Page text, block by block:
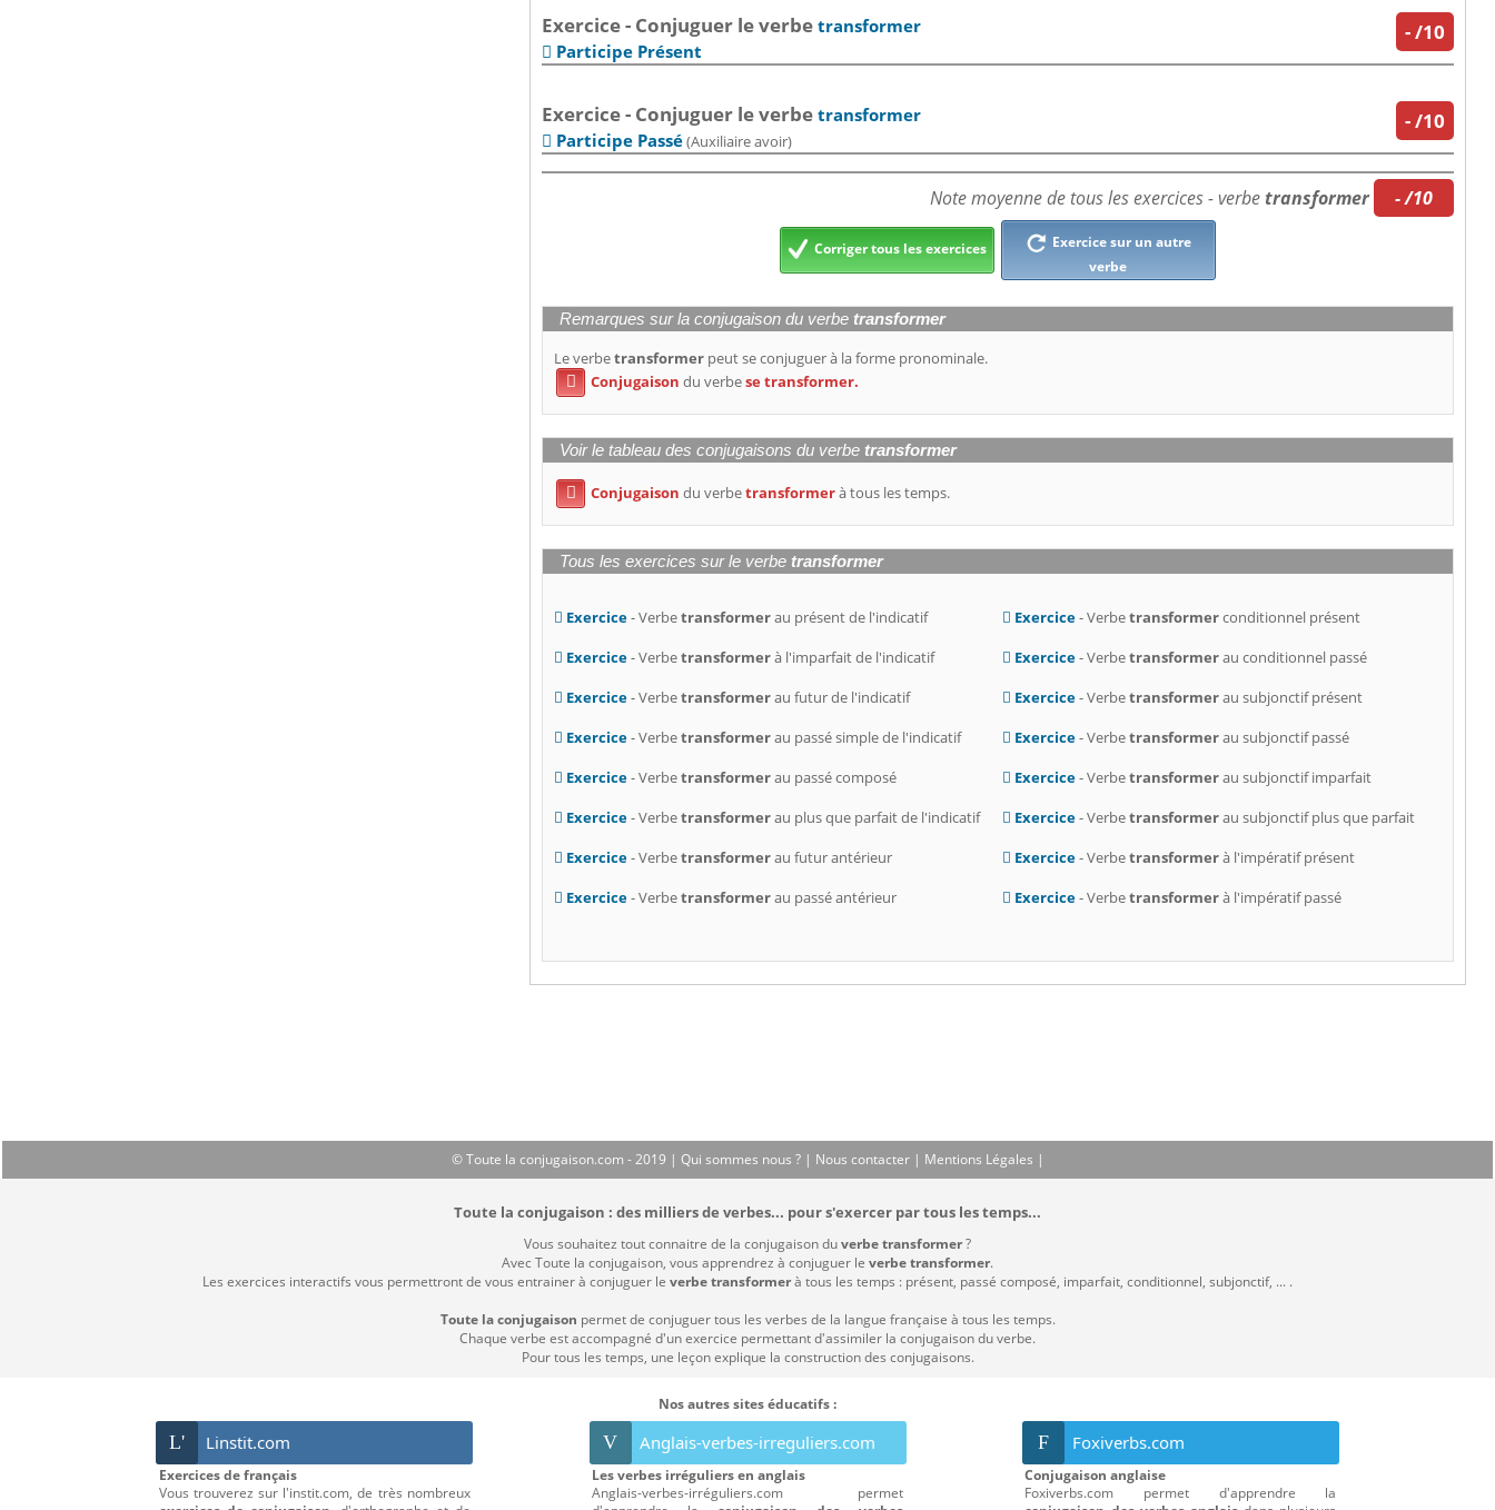
-/10
Exercice - Conjuguer le verbetransformer
 Participe Présent
-/10
Exercice - Conjuguer le verbetransformer
 Participe Passé(Auxiliaire avoir)
Note moyenne de tous les exercices - verbe transformer - /10
Corriger tous les exercices
Exercice sur un autre
verbe
Remarques sur la conjugaison du verbe transformer
Le verbetransformer peut se conjuguer à la forme pronominale.
 Conjugaison du verbese transformer.
Voir le tableau des conjugaisons du verbe transformer
 Conjugaison du verbetransformerà tous les temps.
Tous les exercices sur le verbe transformer
Exercice- Verbetransformerau présent de l'indicatif
Exercice- Verbetransformerà l'imparfait de l'indicatif
Exercice- Verbetransformerau futur de l'indicatif
Exercice- Verbetransformerau passé simple de l'indicatif
Exercice- Verbetransformerau passé composé
Exercice- Verbetransformerau plus que parfait de l'indicatif
Exercice- Verbetransformerau futur antérieur
Exercice- Verbetransformerau passé antérieur
Exercice- Verbetransformerconditionnel présent
Exercice- Verbetransformerau conditionnel passé
Exercice- Verbetransformerau subjonctif présent
Exercice- Verbetransformerau subjonctif passé
Exercice- Verbetransformerau subjonctif imparfait
Exercice- Verbetransformerau subjonctif plus que parfait
Exercice- Verbetransformerà l'impératif présent
Exercice- Verbetransformerà l'impératif passé
© Toute la conjugaison.com - 2019 | Qui sommes nous ? | Nous contacter | Mentions Légales |
Toute la conjugaison : des milliers de verbes... pour s'exercer par tous les temps...
Vous souhaitez tout connaitre de la conjugaison duverbe transformer?
Avec Toute la conjugaison, vous apprendrez à conjuguer le verbe transformer.
Les exercices interactifs vous permettront de vous entrainer à conjuguer le verbe transformerà tous les temps : présent, passé composé, imparfait, conditionnel, subjonctif, ... .
Toute la conjugaison permet de conjuguer tous les verbes de la langue française à tous les temps.
Chaque verbe est accompagné d'un exercice permettant d'assimiler la conjugaison du verbe.
Pour tous les temps, une leçon explique la construction des conjugaisons.
Nos autres sites éducatifs :
L' Linstit.com
Exercices de français
Vous trouverez sur l'instit.com, de très nombreux
V Anglais-verbes-irreguliers.com
Les verbes irréguliers en anglais
Anglais-verbes-irréguliers.com permet
F Foxiverbs.com
Conjugaison anglaise
Foxiverbs.com permet d'apprendre la